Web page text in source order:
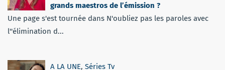
grands maestros de l’émission ?
Une page s'est tournée dans N'oubliez pas les paroles avec
l''élimination d...
A LA UNE, Séries Tv